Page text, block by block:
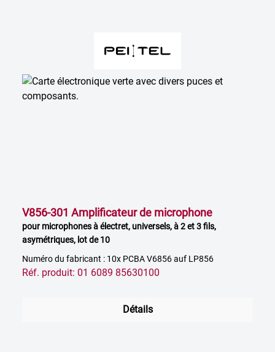
V856-301 Amplificateur de microphone
pour microphones à électret, universels, à 2 et 3 fils,
asymétriques, lot de 10
Numéro du fabricant : 10x PCBA V6856 auf LP856
Réf. produit: 01 6089 85630100
Détails